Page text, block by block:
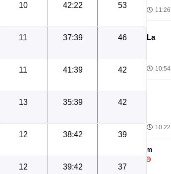
10 42:22 53
11 37:39 46
11 41:39 42
13 35:39 42
12 38:42 39
12 39:42 37
08.08.2026 11:26
Premyer Liqadan La
08.08.2026 10:54
RƏSMİ
10:22
Müqaviləsinə xitam
QƏTƏRDƏ
OYNAYACAQ